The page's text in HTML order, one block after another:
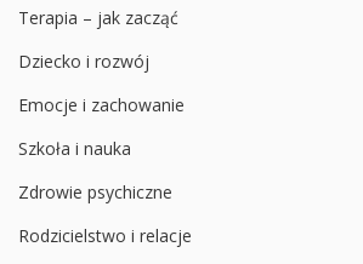
Terapia – jak zacząć
Dziecko i rozwój
Emocje i zachowanie
Szkoła i nauka
Zdrowie psychiczne
Rodzicielstwo i relacje